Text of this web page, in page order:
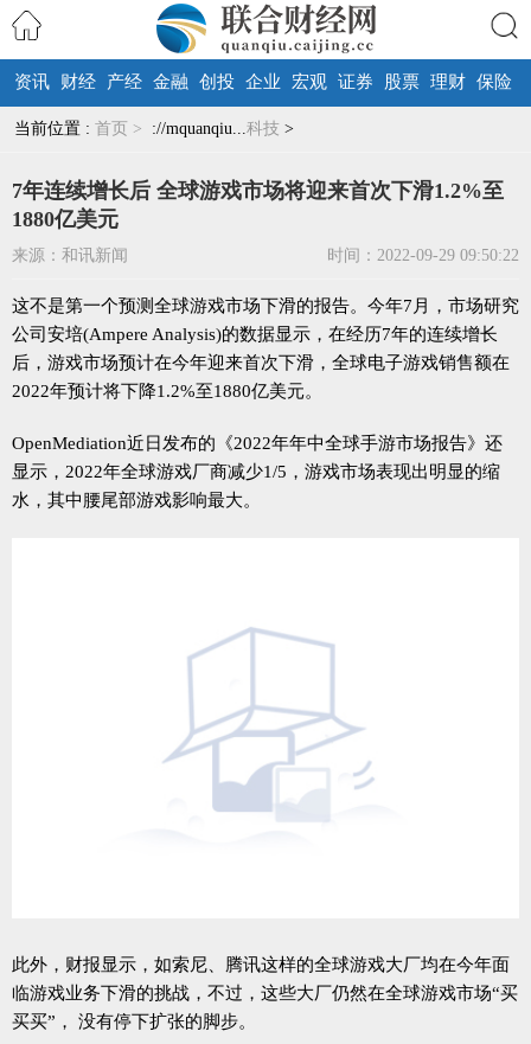
搜索
资讯 财经 产经 金融 创投 企业 宏观 证券 股票 理财 保险
当前位置 : 首页 > ://mquanqiu...科技 >
7年连续增长后 全球游戏市场将迎来首次下滑1.2%至
1880亿美元
来源：和讯新闻 时间：2022-09-29 09:50:22
这不是第一个预测全球游戏市场下滑的报告。今年7月，市场研究
公司安培(Ampere Analysis)的数据显示，在经历7年的连续增长
后，游戏市场预计在今年迎来首次下滑，全球电子游戏销售额在
2022年预计将下降1.2%至1880亿美元。
OpenMediation近日发布的《2022年年中全球手游市场报告》还
显示，2022年全球游戏厂商减少1/5，游戏市场表现出明显的缩
水，其中腰尾部游戏影响最大。
此外，财报显示，如索尼、腾讯这样的全球游戏大厂均在今年面
临游戏业务下滑的挑战，不过，这些大厂仍然在全球游戏市场“买
买买”， 没有停下扩张的脚步。